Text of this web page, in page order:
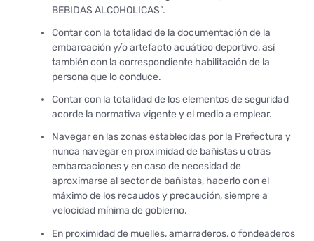
BEBIDAS ALCOHOLICAS”.
Contar con la totalidad de la documentación de la
embarcación y/o artefacto acuático deportivo, así
también con la correspondiente habilitación de la
persona que lo conduce.
Contar con la totalidad de los elementos de seguridad
acorde la normativa vigente y el medio a emplear.
Navegar en las zonas establecidas por la Prefectura y
nunca navegar en proximidad de bañistas u otras
embarcaciones y en caso de necesidad de
aproximarse al sector de bañistas, hacerlo con el
máximo de los recaudos y precaución, siempre a
velocidad mínima de gobierno.
En proximidad de muelles, amarraderos, o fondeaderos